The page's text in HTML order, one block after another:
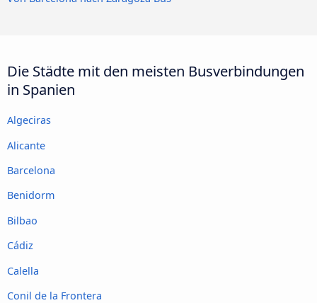
Die Städte mit den meisten Busverbindungen
in Spanien
Algeciras
Alicante
Barcelona
Benidorm
Bilbao
Cádiz
Calella
Conil de la Frontera